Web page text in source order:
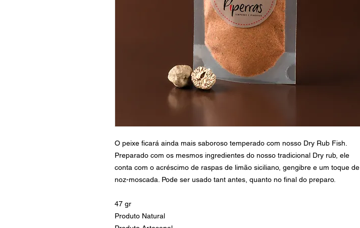
O peixe ficará ainda mais saboroso temperado com nosso Dry Rub Fish.
Preparado com os mesmos ingredientes do nosso tradicional Dry rub, ele
conta com o acréscimo de raspas de limão siciliano, gengibre e um toque de
noz-moscada. Pode ser usado tant antes, quanto no final do preparo.
47 gr
Produto Natural